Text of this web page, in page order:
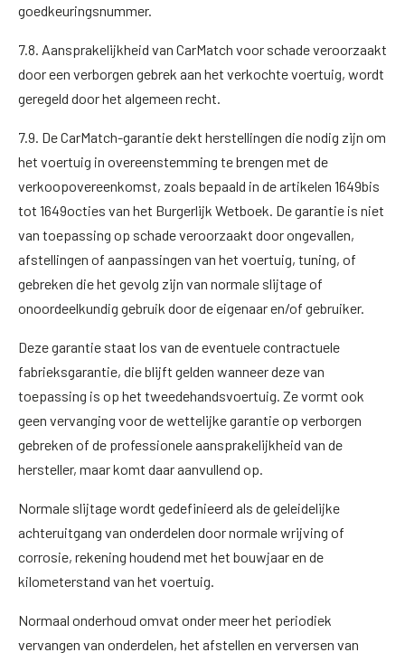
goedkeuringsnummer.
7.8. Aansprakelijkheid van CarMatch voor schade veroorzaakt
door een verborgen gebrek aan het verkochte voertuig, wordt
geregeld door het algemeen recht.
7.9. De CarMatch-garantie dekt herstellingen die nodig zijn om
het voertuig in overeenstemming te brengen met de
verkoopovereenkomst, zoals bepaald in de artikelen 1649bis
tot 1649octies van het Burgerlijk Wetboek. De garantie is niet
van toepassing op schade veroorzaakt door ongevallen,
afstellingen of aanpassingen van het voertuig, tuning, of
gebreken die het gevolg zijn van normale slijtage of
onoordeelkundig gebruik door de eigenaar en/of gebruiker.
Deze garantie staat los van de eventuele contractuele
fabrieksgarantie, die blijft gelden wanneer deze van
toepassing is op het tweedehandsvoertuig. Ze vormt ook
geen vervanging voor de wettelijke garantie op verborgen
gebreken of de professionele aansprakelijkheid van de
hersteller, maar komt daar aanvullend op.
Normale slijtage wordt gedefinieerd als de geleidelijke
achteruitgang van onderdelen door normale wrijving of
corrosie, rekening houdend met het bouwjaar en de
kilometerstand van het voertuig.
Normaal onderhoud omvat onder meer het periodiek
vervangen van onderdelen, het afstellen en verversen van